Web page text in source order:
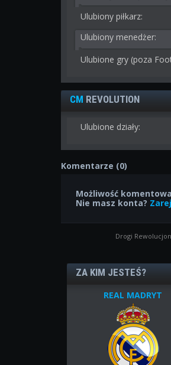
Ulubiony piłkarz:
Ulubiony menedżer:
Ulubione gry (poza
CM REVOLUTION
Ulubione działy:
Komentarze (0)
Możliwość
Nie masz konta?
Drogi
ZA KIM JESTEŚ?
REAL MADRYT